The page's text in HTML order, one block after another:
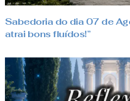
Sabedoria do dia 07 de
atrai bons fluídos!”